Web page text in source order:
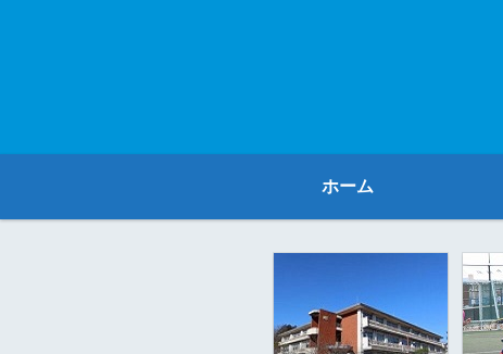
ホーム